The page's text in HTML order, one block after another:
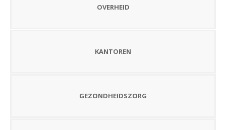
OVERHEID
KANTOREN
GEZONDHEIDSZORG